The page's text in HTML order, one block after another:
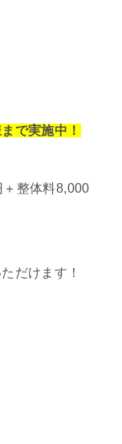
で実施中！
整体料8,000
だけます！